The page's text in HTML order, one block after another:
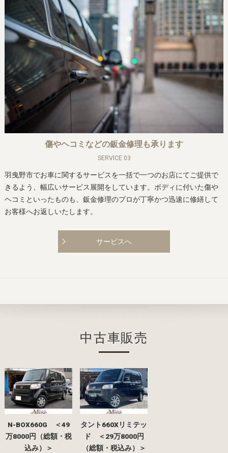
傷やヘコミなどの鈑金修理も承ります
SERVICE 03
羽曳野市でお車に関するサービスを一括で一つのお店にてご提供で
きるよう、幅広いサービス展開をしています。ボディに付いた傷や
ヘコミといったものも、鈑金修理のプロが丁寧かつ迅速に修繕して
お客様へお返しいたします。
サービスへ
中古車販売
N-BOX660G ＜49
万8000円（総額・税
込み）＞
タント660Xリミテッ
ド ＜29万8000円
（総額・税込み）＞